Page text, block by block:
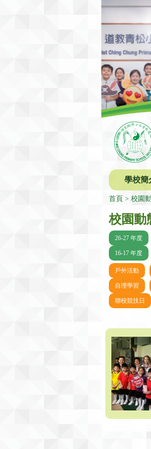
學校簡
首頁 校園
校園動
26-27 年度
16-17 年度
戶外活動
自理學習
聯校競技日